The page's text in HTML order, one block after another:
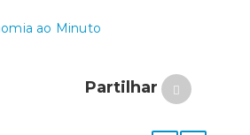
ao Minuto
Partilhar